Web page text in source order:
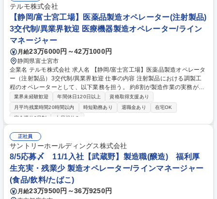
医薬品製造担当】異業界歓迎/ジェネリック医薬品業界最大手/年休129日
テルモ株式会社
【静岡/富士宮工場】医薬品製造オペレーター(注射製品)
3交代制/異業界歓迎 医療機器製造オペレーター/ライン
マネージャー
月給23万6000円～42万1000円
静岡県富士宮市
企業名 テルモ株式会社 求人名 【静岡/富士宮工場】医薬品製造オペレータ
ー（注射製品）3交代制/異業界歓迎 仕事の内容 注射製品における調製工
程のオペレーターとして、以下業務を担う。 約8割が製造作業の実務が中
心で、設備の簡易点検や記録・ドキュメント管理、品質管理に関する業務
や派遣社員への指示を行う。 【詳細】・原薬の秤量作業・薬液の調製作業
（薬剤充填済み注射剤用の製剤）・簡単な設備点検、メンテナンス作業・
を習得し、将来的には単独で工程を担っていただく予定。また、増産フェ
ーズにおいては責任者の指示のもと、現場の中核メンバーとして生産量拡
大に貢献いただくことを期待。 募集職種 【静岡/富士宮工場】医薬品製造
オペレーター（注射製品）3交代制/異業界歓迎
業界未経験歓迎 年間休日120日以上
資格取得支援あり
月平均残業時間20時間以内
時短勤務あり 退職金あり
在宅OK
完全週休2日制
土日祝休み
正社員
サントリーホールディングス株式会社
8/5応募〆 11/1入社【武蔵野】製造職(醸造) 福利厚
生充実・残業少 製造オペレーター/ラインマネージャー
(食品/飲料/たばこ)
月給23万9500円～36万9250円